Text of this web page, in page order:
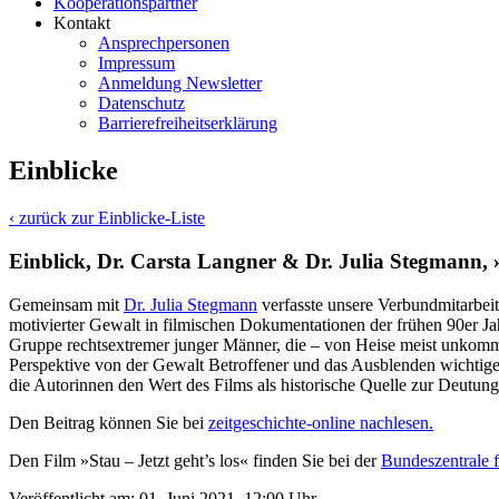
Kontakt
Ansprechpersonen
Impressum
Anmeldung Newsletter
Datenschutz
Barrierefreiheitserklärung
Einblicke
‹ zurück zur Einblicke-Liste
Einblick, Dr. Carsta Langner & Dr. Julia Stegmann,
Gemeinsam mit Dr. Julia Stegmann verfasste unsere
motivierter Gewalt in filmischen Dokumentationen der frühen 90er
Gruppe rechtsextremer junger Männer, die – von Heise meist
Perspektive von der Gewalt Betroffener und das Ausblenden
die Autorinnen den Wert des Films als historische Quelle zur
Den Beitrag können Sie bei zeitgeschichte-online nachlesen.
Den Film »Stau – Jetzt geht’s los« finden Sie bei derBundeszentrale